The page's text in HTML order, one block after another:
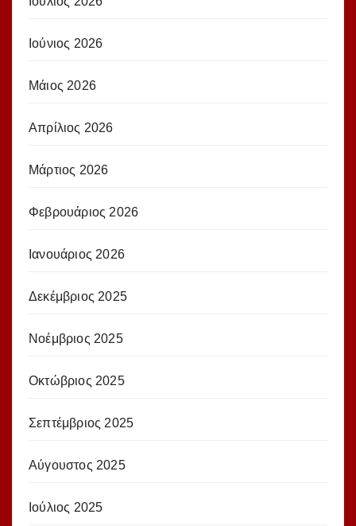
Ιούνιος 2026
Μάιος 2026
Απρίλιος 2026
Μάρτιος 2026
Φεβρουάριος 2026
Ιανουάριος 2026
Δεκέμβριος 2025
Νοέμβριος 2025
Οκτώβριος 2025
Σεπτέμβριος 2025
Αύγουστος 2025
Ιούλιος 2025